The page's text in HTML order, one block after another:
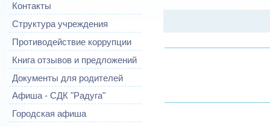
Контакты
Структура учреждения
Противодействие коррупции
Книга отзывов и предложений
Документы для родителей
Афиша - СДК "Радуга"
Городская афиша